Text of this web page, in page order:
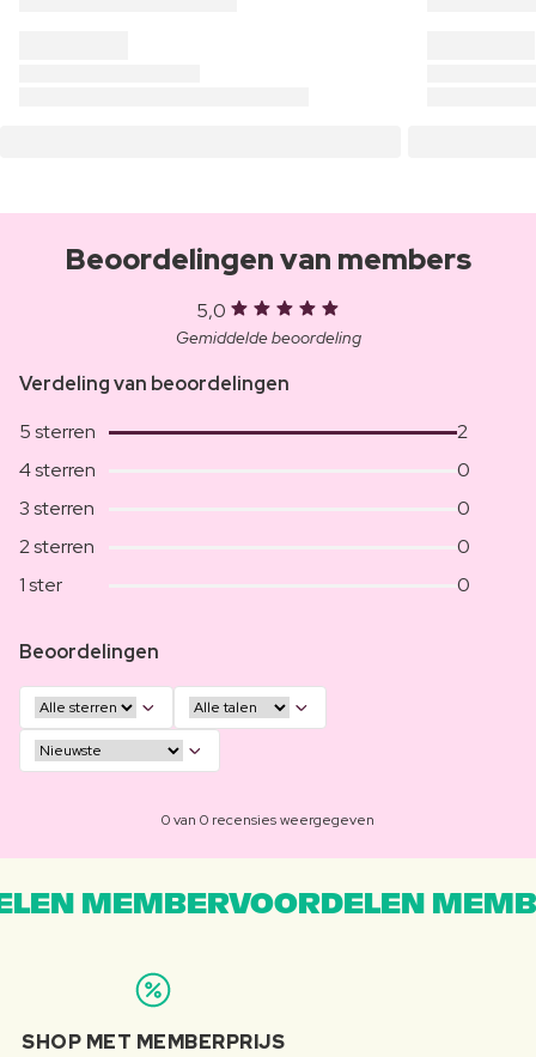
Beoordelingen van members
5,0
Gemiddelde beoordeling
Verdeling van beoordelingen
5 sterren
2
4 sterren
0
3 sterren
0
2 sterren
0
1 ster
0
Beoordelingen
0 van 0 recensies weergegeven
MEMBERVOORDELEN
SHOP MET MEMBERPRIJS